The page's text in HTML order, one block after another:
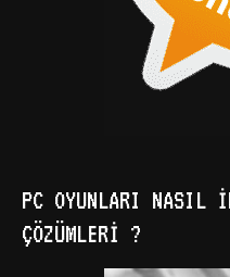
PC OYUNLARI NASIL
ÇÖZÜMLERI ?